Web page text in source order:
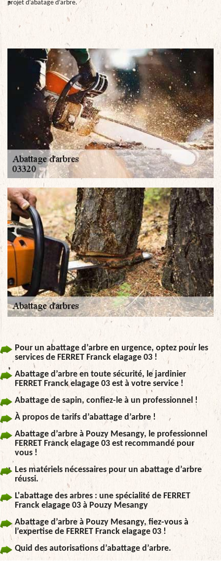
projet d’abatage d’arbre.
Pour un abattage d’arbre en urgence, optez pour les
services de FERRET Franck elagage 03 !
Abattage d’arbre en toute sécurité, le jardinier
FERRET Franck elagage 03 est à votre service !
Abattage de sapin, confiez-le à un professionnel !
À propos de tarifs d’abattage d’arbre !
Abattage d’arbre à Pouzy Mesangy, le professionnel
FERRET Franck elagage 03 est recommandé pour
vous !
Les matériels nécessaires pour un abattage d’arbre
réussi.
L'abattage des arbres : une spécialité de FERRET
Franck elagage 03 à Pouzy Mesangy
Abattage d’arbre à Pouzy Mesangy, fiez-vous à
l’expertise de FERRET Franck elagage 03 !
Quid des autorisations d’abattage d’arbre.